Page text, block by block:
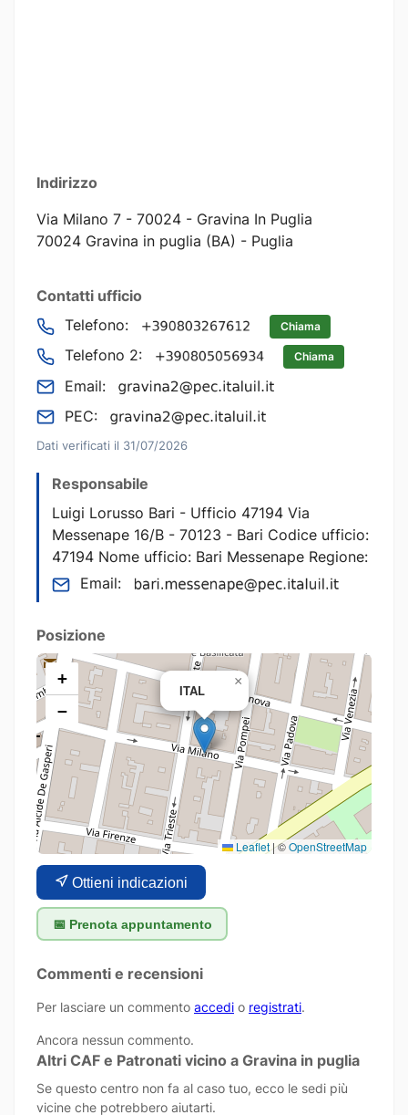
Indirizzo
Via Milano 7 - 70024 - Gravina In Puglia
70024 Gravina in puglia (BA) - Puglia
Contatti ufficio
Telefono:
Chiama
Telefono 2: Chiama
Email:
PEC:
Dati verificati il 31/07/2026
Responsabile
Luigi Lorusso Bari - Ufficio 47194 Via
Messenape 16/B - 70123 - Bari Codice ufficio:
47194 Nome ufficio: Bari Messenape Regione:
Email:
Posizione
ITAL
×
+
−
Leaflet|©OpenStreetMap
Ottieni indicazioni
📅 Prenota appuntamento
Commenti e recensioni
Per lasciare un commento accedi o registrati.
Ancora nessun commento.
Altri CAF e Patronati vicino a Gravina in puglia
Se questo centro non fa al caso tuo, ecco le sedi più
vicine che potrebbero aiutarti.